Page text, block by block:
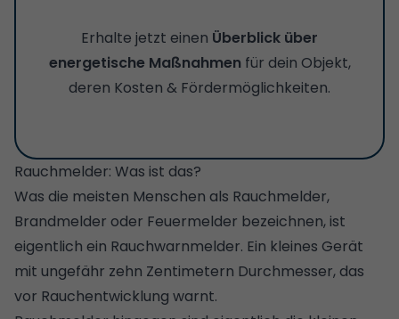
Erhalte jetzt einen Überblick über
energetische Maßnahmen für dein Objekt,
deren Kosten & Fördermöglichkeiten.
Rauchmelder: Was ist das?
Was die meisten Menschen als Rauchmelder,
Brandmelder oder Feuermelder bezeichnen, ist
eigentlich ein Rauchwarnmelder. Ein kleines Gerät
mit ungefähr zehn Zentimetern Durchmesser, das
vor Rauchentwicklung warnt.